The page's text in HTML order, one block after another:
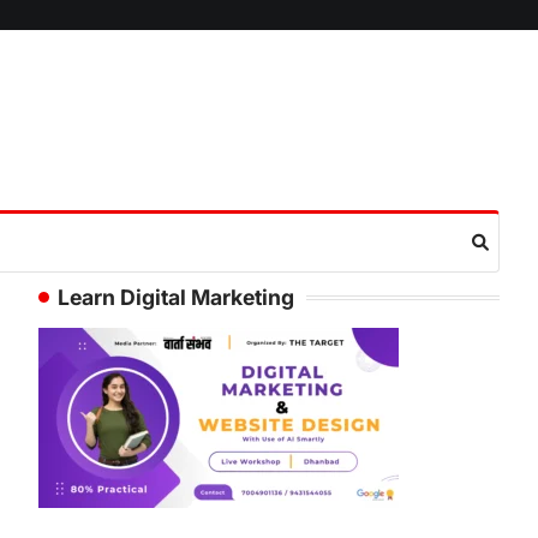
Learn Digital Marketing